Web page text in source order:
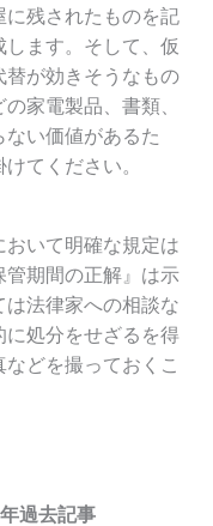
残されたものを記
ます。そして、仮
替が効きそうなもの
家電製品、書類、
い価値があるた
てください。
いて明確な規定は
管期間の正解』は示
は法律家への相談な
に処分をせざるを得
どを撮っておくこ
過去記事